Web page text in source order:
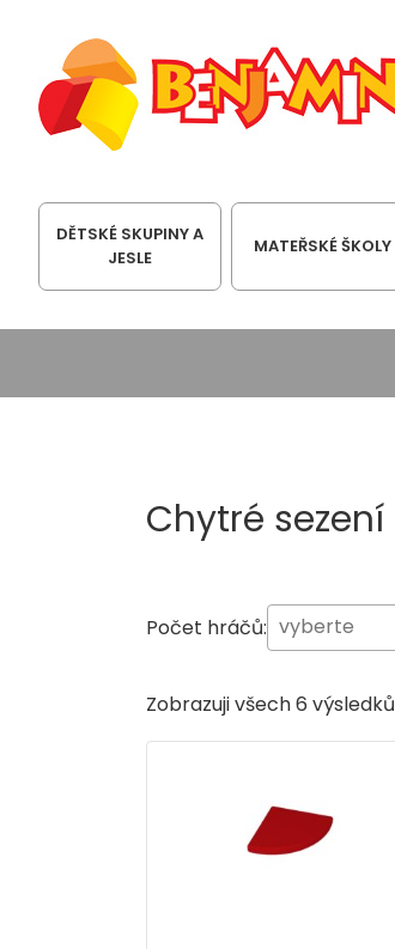
DĚTSKÉ SKUPINY A
JESLE
MATEŘSKÉ ŠKOLY
Chytré sezení
Počet hráčů:
Zobrazuji všech 6 výsledků